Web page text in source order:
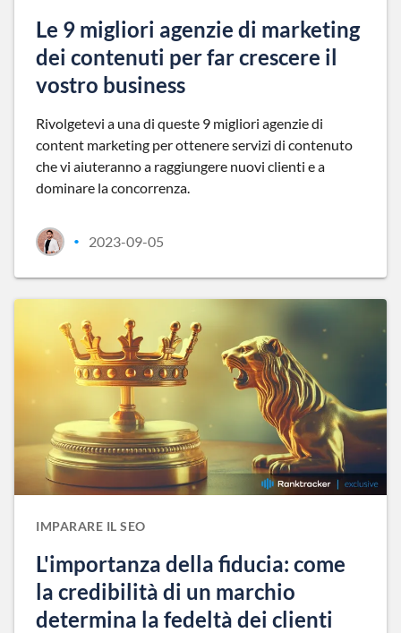
Le 9 migliori agenzie di marketing
dei contenuti per far crescere il
vostro business
Rivolgetevi a una di queste 9 migliori agenzie di
content marketing per ottenere servizi di contenuto
che vi aiuteranno a raggiungere nuovi clienti e a
dominare la concorrenza.
• 2023-09-05
IMPARARE IL SEO
L'importanza della fiducia: come
la credibilità di un marchio
determina la fedeltà dei clienti